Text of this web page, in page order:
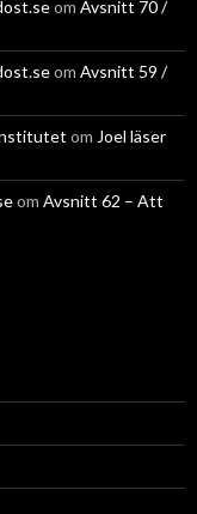
om Avsnitt 70 /
om Avsnitt 59 /
om Joel läser
om Avsnitt 62 – Att